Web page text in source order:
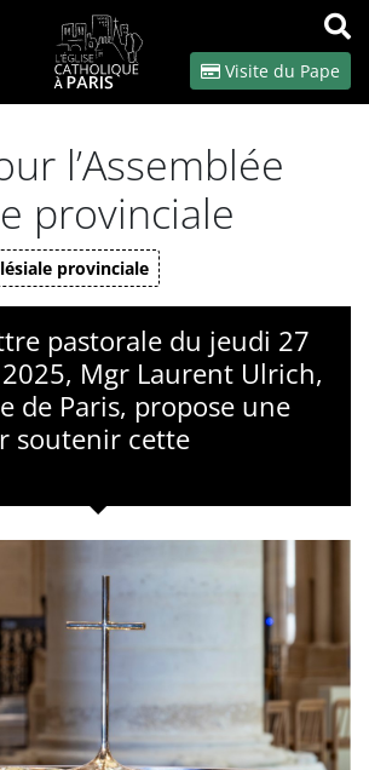
OK
Visite du Pape
l’Assemblée
provinciale
provinciale
pastorale du jeudi 27
Mgr Laurent Ulrich,
de Paris, propose une
soutenir cette
des cookies